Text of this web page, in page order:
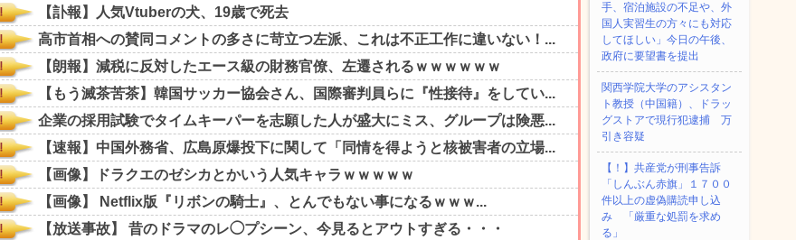
手、宿泊施設の不足や、外
国人実習生の方々にも対応
してほしい」今日の午後、
政府に要望書を提出
関西学院大学のアシスタン
ト教授（中国籍）、ドラッ
グストアで現行犯逮捕 万
引き容疑
【！】共産党が刑事告訴
「しんぶん赤旗」１７００
件以上の虚偽購読申し込
み 「厳重な処罰を求め
る」